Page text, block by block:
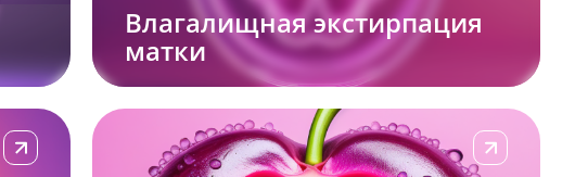
Влагалищная экстирпация
матки
Подробнее Подробнее